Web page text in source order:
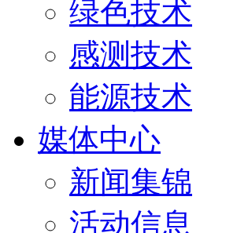
绿色技术
感测技术
能源技术
媒体中心
新闻集锦
活动信息